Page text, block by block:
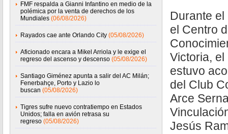
FMF respalda a Gianni Infantino en medio de la
polémica por la venta de derechos de los
Mundiales (06/08/2026)
Rayados cae ante Orlando City (05/08/2026)
Aficionado encara a Mikel Arriola y le exige el
regreso del ascenso y descenso (05/08/2026)
Santiago Giménez apunta a salir del AC Milán;
Fenerbahçe, Porto y Lazio lo
buscan (05/08/2026)
Tigres sufre nuevo contratiempo en Estados
Unidos; falla en avión retrasa su
regreso (05/08/2026)
Durante
el Centro
Victoria,
estuvo
del Club
Arce
Jesús